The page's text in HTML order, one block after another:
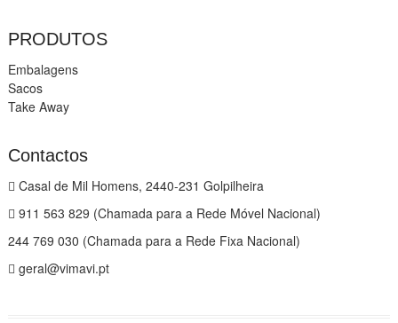
PRODUTOS
Embalagens
Sacos
Take Away
Contactos
Casal de Mil Homens, 2440-231 Golpilheira
911 563 829 (Chamada para a Rede Móvel Nacional)
244 769 030 (Chamada para a Rede Fixa Nacional)
geral@vimavi.pt